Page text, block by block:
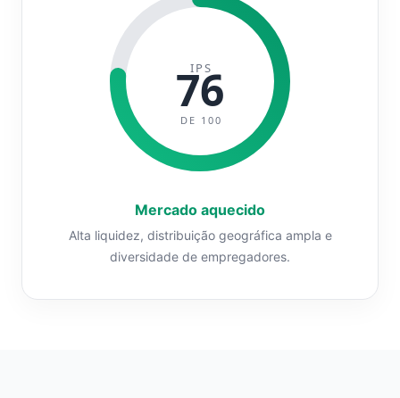
IPS
76
DE 100
Mercado aquecido
Alta liquidez, distribuição geográfica ampla e
diversidade de empregadores.